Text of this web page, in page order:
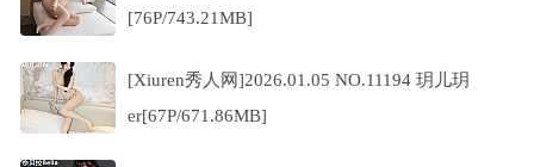
[76P/743.21MB]
[Xiuren秀人网]2026.01.05 NO.11194 玥儿玥
er[67P/671.86MB]